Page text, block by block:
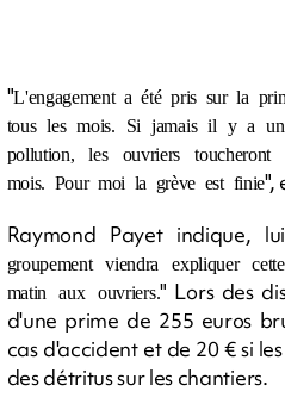
"L'engagement a été pris sur la
tous les mois. Si jamais il y a
pollution, les ouvriers
mois. Pour moi la grève est finie",
Raymond Payet indique,
groupement viendra expliquer
matin aux ouvriers." Lors des
d'une prime de 255 euros
cas d'accident et de 20 € si
des détritus sur les chantiers.